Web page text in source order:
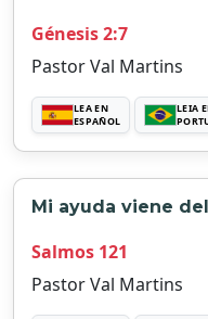
Génesis 2:7
Pastor Val Martins
LEA EN
ESPAÑOL
LEIA
Mi ayuda viene
Salmos 121
Pastor Val Martins